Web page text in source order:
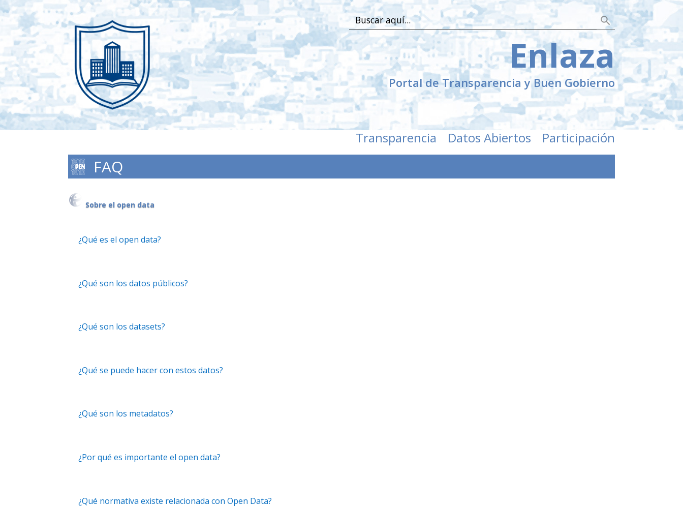
Buscar: Botón de búsqueda
Enlaza
Portal de Transparencia y Buen Gobierno
Transparencia Datos Abiertos Participación
FAQ
Sobre el open data
¿Qué es el open data?
¿Qué son los datos públicos?
¿Qué son los datasets?
¿Qué se puede hacer con estos datos?
¿Qué son los metadatos?
¿Por qué es importante el open data?
¿Qué normativa existe relacionada con Open Data?